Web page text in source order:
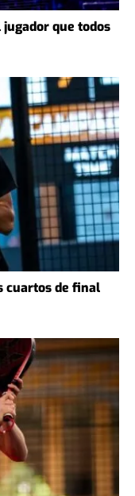
que todos
cuartos de final